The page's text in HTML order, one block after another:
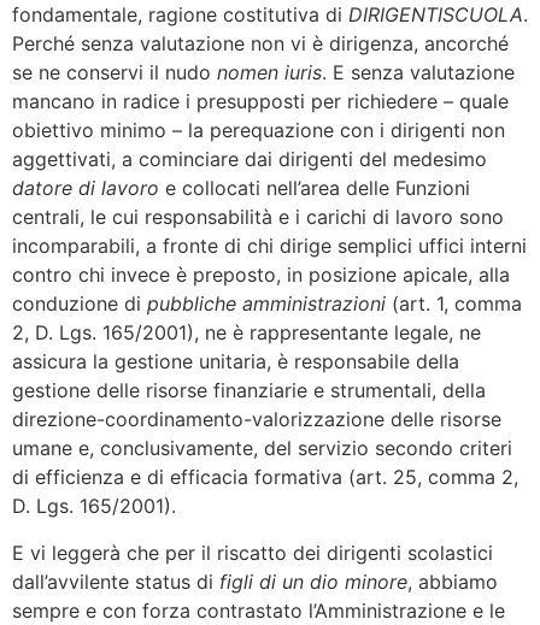
fondamentale, ragione costitutiva di DIRIGENTISCUOLA.
Perché senza valutazione non vi è dirigenza, ancorché
se ne conservi il nudo nomen iuris. E senza valutazione
mancano in radice i presupposti per richiedere – quale
obiettivo minimo – la perequazione con i dirigenti non
aggettivati, a cominciare dai dirigenti del medesimo
datore di lavoro e collocati nell’area delle Funzioni
centrali, le cui responsabilità e i carichi di lavoro sono
incomparabili, a fronte di chi dirige semplici uffici interni
contro chi invece è preposto, in posizione apicale, alla
conduzione di pubbliche amministrazioni (art. 1, comma
2, D. Lgs. 165/2001), ne è rappresentante legale, ne
assicura la gestione unitaria, è responsabile della
gestione delle risorse finanziarie e strumentali, della
direzione-coordinamento-valorizzazione delle risorse
umane e, conclusivamente, del servizio secondo criteri
di efficienza e di efficacia formativa (art. 25, comma 2,
D. Lgs. 165/2001).
E vi leggerà che per il riscatto dei dirigenti scolastici
dall’avvilente status di figli di un dio minore, abbiamo
sempre e con forza contrastato l’Amministrazione e le